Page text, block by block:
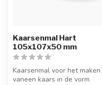
Kaarsenmal Hart
105x107x50 mm
Kaarsenmal voor het maken
vaneen kaars in de vorm